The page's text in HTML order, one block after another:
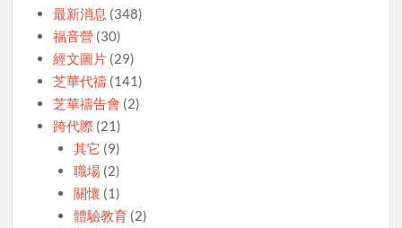
最新消息 (348)
福音營 (30)
經文圖片 (29)
芝華代禱 (141)
芝華禱告會 (2)
跨代際 (21)
其它 (9)
職場(2)
關懷 (1)
體驗教育(2)